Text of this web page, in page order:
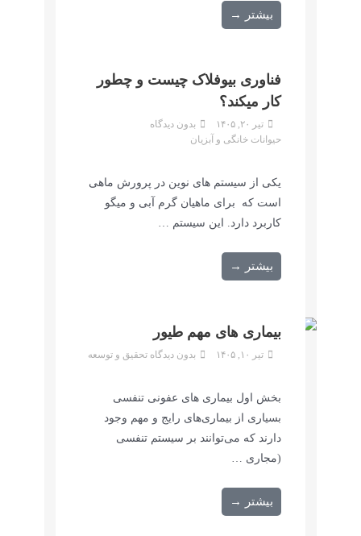
بیشتر →
فناوری بیوفلاک چیست و چطور
کار میکند؟
تیر ۲۰, ۱۴۰۵
بدون دیدگاه
حیوانات خانگی و آبزیان
یکی از سیستم های نوین در پرورش ماهی
است که برای ماهیان گرم آبی و میگو
کاربرد دارد. این سیستم …
بیشتر →
بیماری های مهم طیور
تیر ۱۰, ۱۴۰۵ بدون دیدگاه تحقیق و توسعه
بخش اول بیماری های عفونی تنفسی
بسیاری از بیماری‌های رایج و مهم وجود
دارند که می‌توانند بر سیستم تنفسی
(مجاری …
بیشتر →